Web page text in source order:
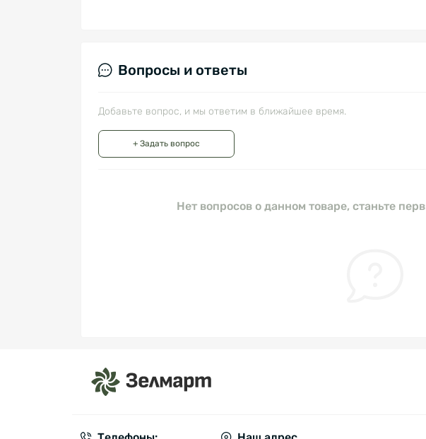
Вопросы и ответы
Добавьте вопрос, и мы ответим в ближайшее время.
+ Задать вопрос
Нет вопросов о данном товаре, станьте